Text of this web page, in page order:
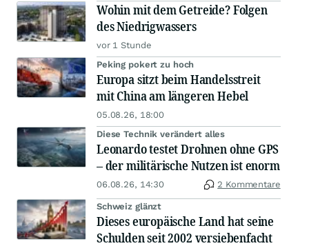
Wohin mit dem Getreide? Folgen
des Niedrigwassers
vor 1 Stunde
Peking pokert zu hoch
Europa sitzt beim Handelsstreit
mit China am längeren Hebel
05.08.26, 18:00
Diese Technik verändert alles
Leonardo testet Drohnen ohne GPS
– der militärische Nutzen ist enorm
06.08.26, 14:30 2 Kommentare
Schweiz glänzt
Dieses europäische Land hat seine
Schulden seit 2002 versiebenfacht